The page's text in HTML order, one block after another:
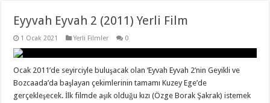
Eyyvah Eyvah 2 (2011) Yerli Film
1 Ocak 2021 Yerli Filmler 0
Ocak 2011’de seyirciyle buluşacak olan ‘Eyvah Eyvah 2’nin Geyikli ve
Bozcaada’da başlayan çekimlerinin tamamı Kuzey Ege’de
gerçekleşecek. İlk filmde aşık olduğu kızı (Özge Borak Şakrak) istemek